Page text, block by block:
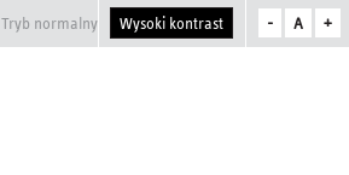
Tryb normalny Wysoki kontrast - A +